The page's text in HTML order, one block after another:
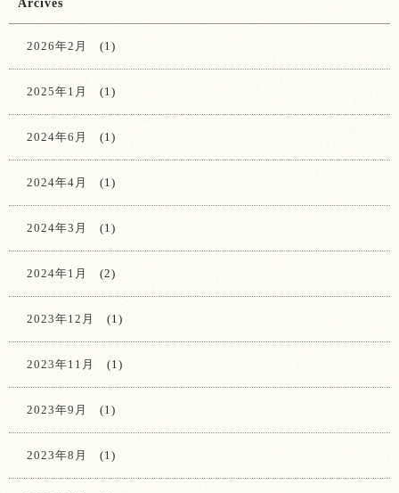
Arcives
2026年2月 (1)
2025年1月 (1)
2024年6月 (1)
2024年4月 (1)
2024年3月 (1)
2024年1月 (2)
2023年12月 (1)
2023年11月 (1)
2023年9月 (1)
2023年8月 (1)